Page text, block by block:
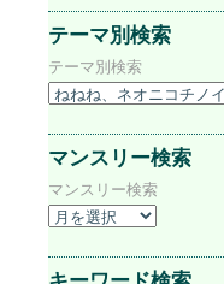
テーマ別検索
テーマ別検索
マンスリー検索
マンスリー検索